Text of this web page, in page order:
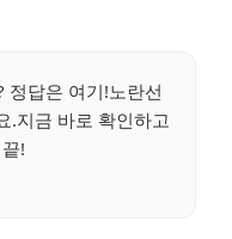
정답은 여기!노란선
.지금 바로 확인하고
!